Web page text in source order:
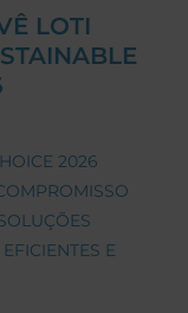
LOTI
2026
E